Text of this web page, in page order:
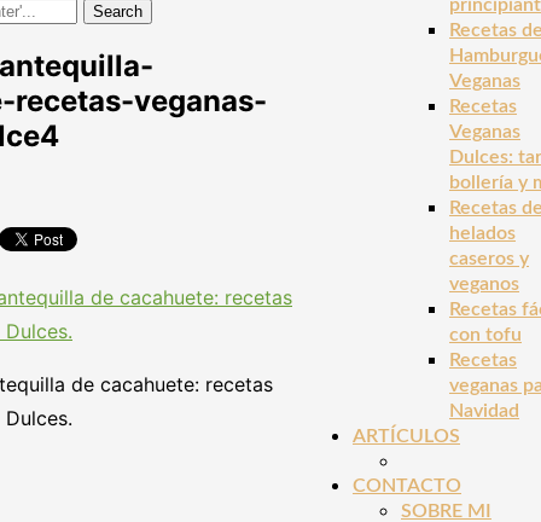
Search
recetas-veganas-
de cacahuete: recetas
Recetas
Veganas
Recetas
Veganas
Dulces:
bollería y
Recetas
helados
caseros y
veganos
Recetas
con tofu
Recetas
veganas
Navidad
ARTÍCULOS
CONTACTO
SOBRE MI